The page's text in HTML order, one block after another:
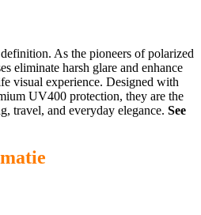
As the pioneers of polarized
eliminate harsh glare and enhance
visual experience. Designed with
UV400 protection, they are the
travel, and everyday elegance. See